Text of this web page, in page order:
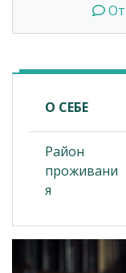
О СЕБЕ
Район
проживани
я